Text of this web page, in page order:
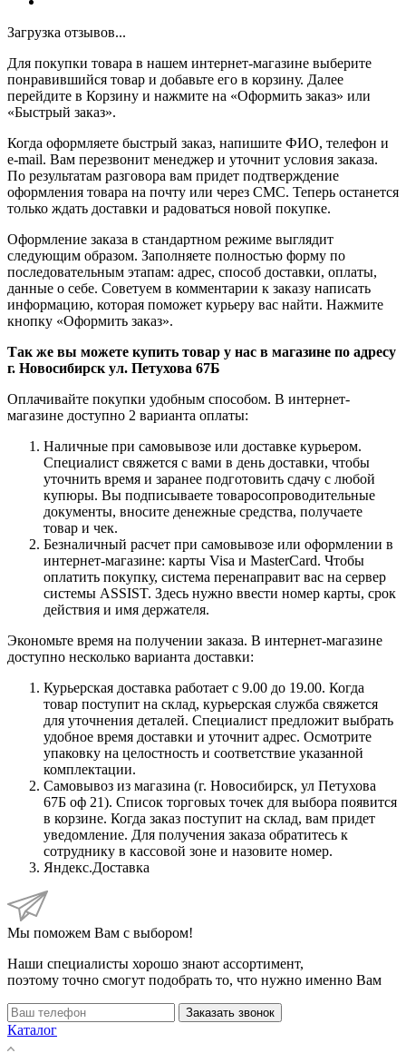
Загрузка отзывов...
Для покупки товара в нашем интернет-магазине выберите
понравившийся товар и добавьте его в корзину. Далее
перейдите в Корзину и нажмите на «Оформить заказ» или
«Быстрый заказ».
Когда оформляете быстрый заказ, напишите ФИО, телефон и
e-mail. Вам перезвонит менеджер и уточнит условия заказа.
По результатам разговора вам придет подтверждение
оформления товара на почту или через СМС. Теперь останется
только ждать доставки и радоваться новой покупке.
Оформление заказа в стандартном режиме выглядит
следующим образом. Заполняете полностью форму по
последовательным этапам: адрес, способ доставки, оплаты,
данные о себе. Советуем в комментарии к заказу написать
информацию, которая поможет курьеру вас найти. Нажмите
кнопку «Оформить заказ».
Так же вы можете купить товар у нас в магазине по адресу
г. Новосибирск ул. Петухова 67Б
Оплачивайте покупки удобным способом. В интернет-
магазине доступно 2 варианта оплаты:
Наличные при самовывозе или доставке курьером.
Специалист свяжется с вами в день доставки, чтобы
уточнить время и заранее подготовить сдачу с любой
купюры. Вы подписываете товаросопроводительные
документы, вносите денежные средства, получаете
товар и чек.
Безналичный расчет при самовывозе или оформлении в
интернет-магазине: карты Visa и MasterCard. Чтобы
оплатить покупку, система перенаправит вас на сервер
системы ASSIST. Здесь нужно ввести номер карты, срок
действия и имя держателя.
Экономьте время на получении заказа. В интернет-магазине
доступно несколько варианта доставки:
Курьерская доставка работает с 9.00 до 19.00. Когда
товар поступит на склад, курьерская служба свяжется
для уточнения деталей. Специалист предложит выбрать
удобное время доставки и уточнит адрес. Осмотрите
упаковку на целостность и соответствие указанной
комплектации.
Самовывоз из магазина (г. Новосибирск, ул Петухова
67Б оф 21). Список торговых точек для выбора появится
в корзине. Когда заказ поступит на склад, вам придет
уведомление. Для получения заказа обратитесь к
сотруднику в кассовой зоне и назовите номер.
Яндекс.Доставка
Мы поможем Вам с выбором!
Наши специалисты хорошо знают ассортимент,
поэтому точно смогут подобрать то, что нужно именно Вам
Заказать звонок
Каталог